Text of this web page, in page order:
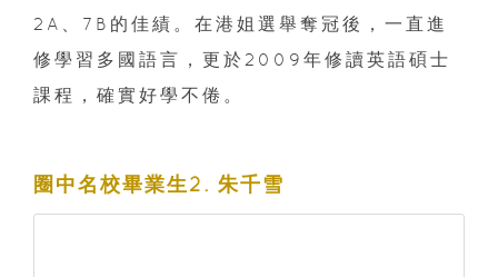
2A、7B的佳績。在港姐選舉奪冠後，一直進
修學習多國語言，更於2009年修讀英語碩士
課程，確實好學不倦。
圈中名校畢業生2. 朱千雪